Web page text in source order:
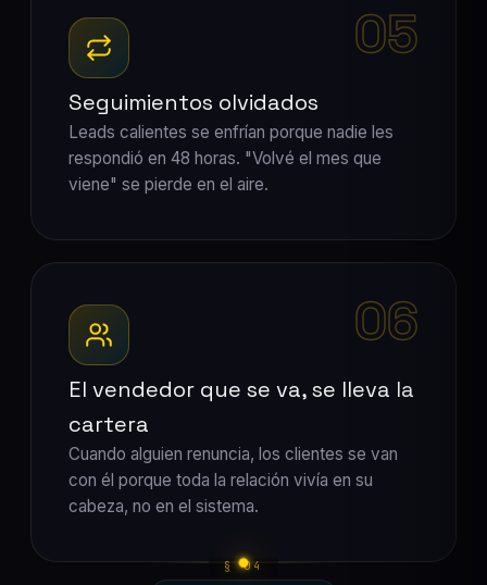
05
Seguimientos olvidados
Leads calientes se enfrían porque nadie les
respondió en 48 horas. "Volvé el mes que
viene" se pierde en el aire.
06
El vendedor que se va, se lleva la
cartera
Cuando alguien renuncia, los clientes se van
con él porque toda la relación vivía en su
cabeza, no en el sistema.